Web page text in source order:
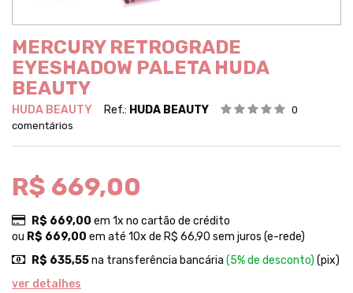
MERCURY RETROGRADE
EYESHADOW PALETA HUDA
BEAUTY
HUDA BEAUTY Ref.: HUDA BEAUTY
0
comentários
R$ 669,00
R$ 669,00 em 1x no cartão de crédito
ou R$ 669,00 em até 10x de R$ 66,90 sem juros (e-rede)
R$ 635,55na transferência bancária (5% de desconto) (pix)
ver detalhes